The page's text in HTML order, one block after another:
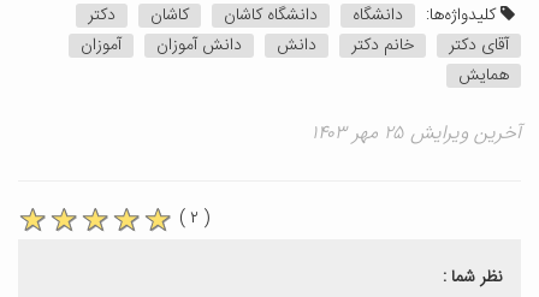
کلیدواژه‌ها: دانشگاه دانشگاه کاشان کاشان
دکتر
آقای دکتر
خانم دکتر دانش دانش آموزان
آموزان
همایش
آخرین ویرایش ۲۵ مهر ۱۴۰۳
( ۲ )
نظر شما :